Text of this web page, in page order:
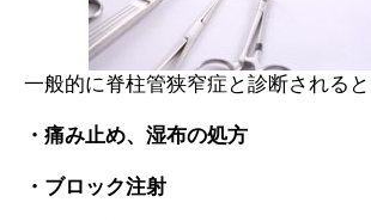
一般的に脊柱管狭窄症と診断されると
・痛み止め、湿布の処方
・ブロック注射